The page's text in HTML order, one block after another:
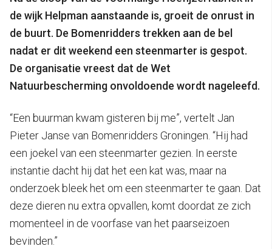
de wijk Helpman aanstaande is, groeit de onrust in
de buurt. De Bomenridders trekken aan de bel
nadat er dit weekend een steenmarter is gespot.
De organisatie vreest dat de Wet
Natuurbescherming onvoldoende wordt nageleefd.
“Een buurman kwam gisteren bij me”, vertelt Jan
Pieter Janse van Bomenridders Groningen. “Hij had
een joekel van een steenmarter gezien. In eerste
instantie dacht hij dat het een kat was, maar na
onderzoek bleek het om een steenmarter te gaan. Dat
deze dieren nu extra opvallen, komt doordat ze zich
momenteel in de voorfase van het paarseizoen
bevinden.”